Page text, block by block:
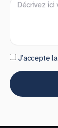
J’accepte la